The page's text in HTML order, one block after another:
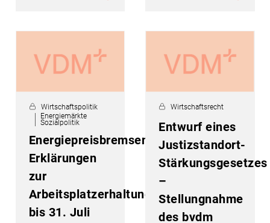
Wirtschaftspolitik
Energiemärkte
Sozialpolitik
Energiepreisbremsen:
Erklärungen
zur
Arbeitsplatzerhaltungspflicht
bis 31. Juli
Wirtschaftsrecht
Entwurf eines
Justizstandort-
Stärkungsgesetzes
–
Stellungnahme
des bvdm